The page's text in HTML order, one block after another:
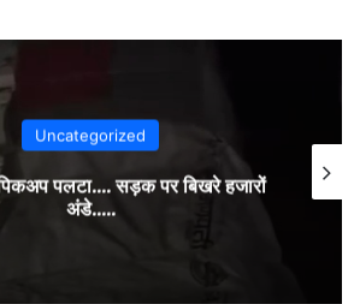
Uncategorized
पलटा…. सड़क पर बिखरे हजारों
अंडे…..